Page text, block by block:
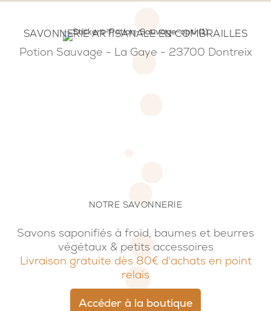
NOTRE SAVONNERIE
Savons saponifiés à froid, baumes et beurres
végétaux & petits accessoires
Livraison gratuite dès 80€ d'achats en point
relais
Accéder à la boutique
SAVONNERIE ARTISANALE EN COMBRAILLES
Potion Sauvage - La Gaye - 23700 Dontreix